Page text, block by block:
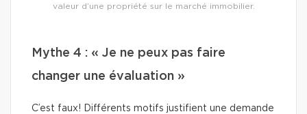
valeur d’une propriété sur le marché immobilier.
Mythe 4 : « Je ne peux pas faire
changer une évaluation »
C’est faux! Différents motifs justifient une demande